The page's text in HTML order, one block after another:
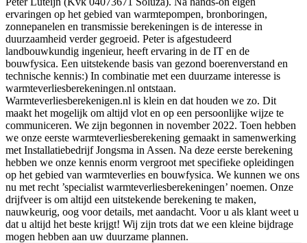
ervaringen op het gebied van warmtepompen, bronboringen,
zonnepanelen en transmissie berekeningen is de interesse in
duurzaamheid verder gegroeid. Peter is afgestudeerd
landbouwkundig ingenieur, heeft ervaring in de IT en de
bouwfysica. Een uitstekende basis van gezond boerenverstand en
technische kennis:) In combinatie met een duurzame interesse is
warmteverliesberekeningen.nl ontstaan.
Warmteverliesberekenigen.nl is klein en dat houden we zo. Dit
maakt het mogelijk om altijd vlot en op een persoonlijke wijze te
communiceren. We zijn begonnen in november 2022. Toen hebben
we onze eerste warmteverliesberekening gemaakt in samenwerking
met Installatiebedrijf Jongsma in Assen. Na deze eerste berekening
hebben we onze kennis enorm vergroot met specifieke opleidingen
op het gebied van warmteverlies en bouwfysica. We kunnen we ons
nu met recht ’specialist warmteverliesberekeningen’ noemen. Onze
drijfveer is om altijd een uitstekende berekening te maken,
nauwkeurig, oog voor details, met aandacht. Voor u als klant weet u
dat u altijd het beste krijgt! Wij zijn trots dat we een kleine bijdrage
mogen hebben aan uw duurzame plannen.